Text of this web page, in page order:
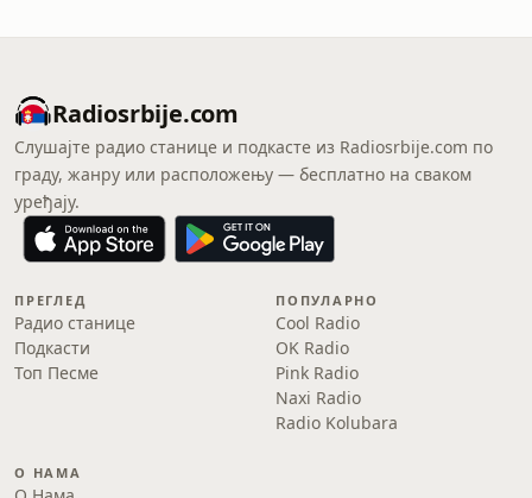
Radiosrbije.com
Слушајте радио станице и подкасте из Radiosrbije.com по
граду, жанру или расположењу — бесплатно на сваком
уређају.
ПРЕГЛЕД
Радио станице
Подкасти
Топ Песме
ПОПУЛАРНО
Cool Radio
OK Radio
Pink Radio
Naxi Radio
Radio Kolubara
О НАМА